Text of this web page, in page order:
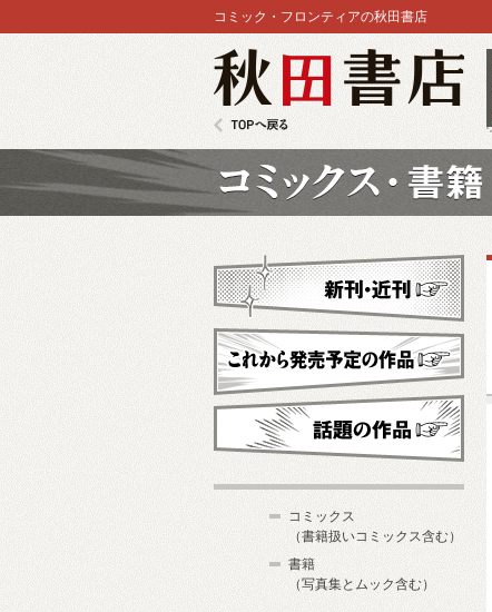
コミック・フロンティアの秋田書店
新刊・近刊
これから発売予定
コミックス
（書籍扱いコミックス含む）
書籍
（写真集とムック含む）